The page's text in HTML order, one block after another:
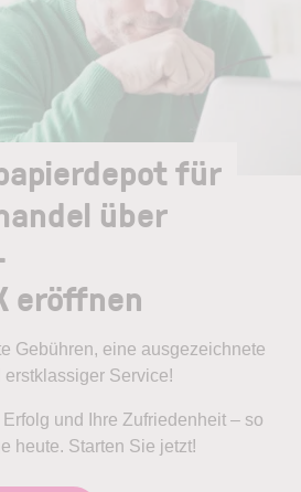
für
über
eröffnen
Gebühren, eine ausgezeichnete
erstklassiger Service!
und Ihre Zufriedenheit – so
heute. Starten Sie jetzt!